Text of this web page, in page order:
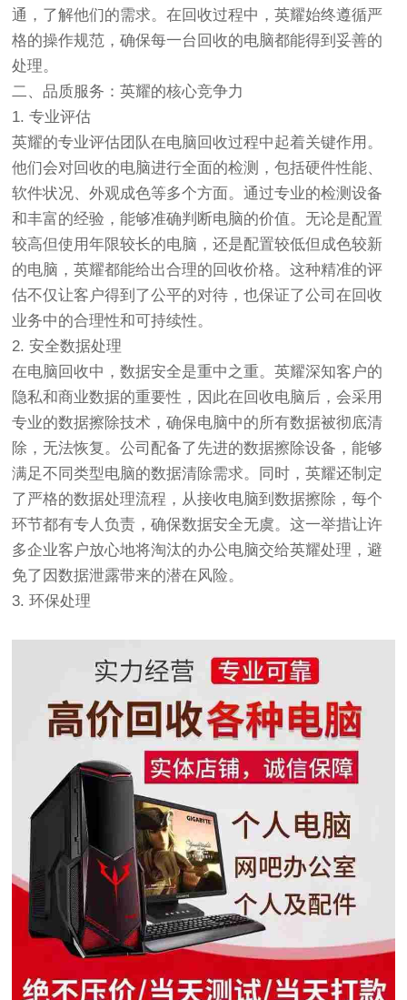
通，了解他们的需求。在回收过程中，英耀始终遵循严
格的操作规范，确保每一台回收的电脑都能得到妥善的
处理。
二、品质服务：英耀的核心竞争力
1. 专业评估
英耀的专业评估团队在电脑回收过程中起着关键作用。
他们会对回收的电脑进行全面的检测，包括硬件性能、
软件状况、外观成色等多个方面。通过专业的检测设备
和丰富的经验，能够准确判断电脑的价值。无论是配置
较高但使用年限较长的电脑，还是配置较低但成色较新
的电脑，英耀都能给出合理的回收价格。这种精准的评
估不仅让客户得到了公平的对待，也保证了公司在回收
业务中的合理性和可持续性。
2. 安全数据处理
在电脑回收中，数据安全是重中之重。英耀深知客户的
隐私和商业数据的重要性，因此在回收电脑后，会采用
专业的数据擦除技术，确保电脑中的所有数据被彻底清
除，无法恢复。公司配备了先进的数据擦除设备，能够
满足不同类型电脑的数据清除需求。同时，英耀还制定
了严格的数据处理流程，从接收电脑到数据擦除，每个
环节都有专人负责，确保数据安全无虞。这一举措让许
多企业客户放心地将淘汰的办公电脑交给英耀处理，避
免了因数据泄露带来的潜在风险。
3. 环保处理